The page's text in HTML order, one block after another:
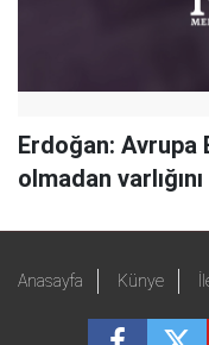
Erdoğan:
olmadan
Anasayfa Künye